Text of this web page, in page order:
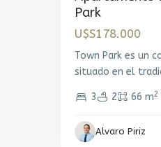
Park
U$S178.000
Town Park es un
situado en el
3 2 66 m2
Alvaro Piriz
Paso
Molino,